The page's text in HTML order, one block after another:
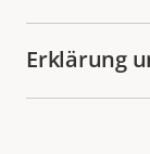
Erklärung